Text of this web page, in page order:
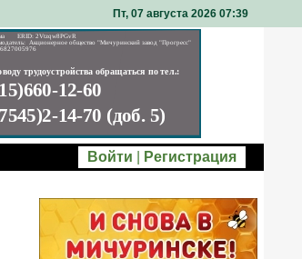
Пт, 07 августа 2026 07 39
Войти Регистрация